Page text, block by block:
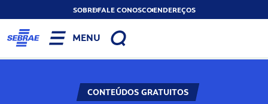
SOBREFALE CONOSCOENDEREÇOS
MENU
CONTEÚDOS GRATUITOS